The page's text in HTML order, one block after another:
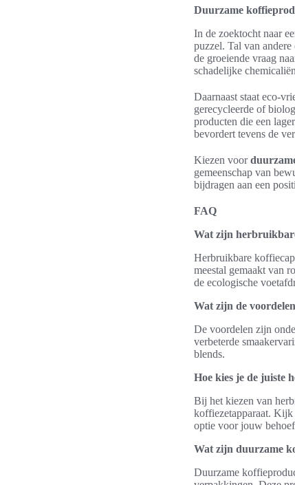
Duurzame
In de zoektocht naar
puzzel. Tal van andere
de groeiende vraag
schadelijke
Daarnaast staat eco-
gerecycleerde of
producten die een
bevordert tevens de
Kiezen voor
gemeenschap van
bijdragen aan een
FAQ
Wat zijn
Herbruikbare
meestal gemaakt van
de ecologische
Wat zijn de
De voordelen zijn
verbeterde
blends.
Hoe kies je de juiste
Bij het kiezen van
koffiezetapparaat. Kijk
optie voor jouw
Wat zijn duurzame
Duurzame